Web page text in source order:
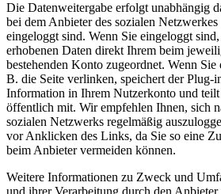
Die Datenweitergabe erfolgt unabhängig
bei dem Anbieter des sozialen
eingeloggt sind. Wenn Sie eingeloggt
erhobenen Daten direkt Ihrem beim
bestehenden Konto zugeordnet. Wenn
B. die Seite verlinken, speichert der Plug-
Information in Ihrem Nutzerkonto und
öffentlich mit. Wir empfehlen Ihnen, sich
sozialen Netzwerks regelmäßig
vor Anklicken des Links, da Sie so eine
beim Anbieter vermeiden können.
Weitere Informationen zu Zweck und